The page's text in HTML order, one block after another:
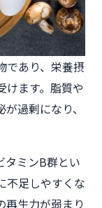
であり、栄養摂
けます。脂質や
過剰になり、
タミンB群とい
不足しやすくな
再生力が弱まり